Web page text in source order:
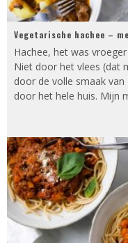
Vegetarische hachee –
Hachee, het was
Niet door het vlees (dat
door de volle smaak
door het hele huis. Mijn